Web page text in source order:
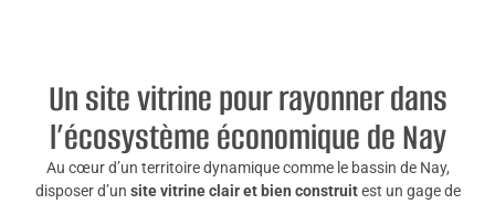
Un site vitrine pour rayonner dans
l’écosystème économique de Nay
Au cœur d’un territoire dynamique comme le bassin de Nay,
disposer d’un site vitrine clair et bien construitest un gage de